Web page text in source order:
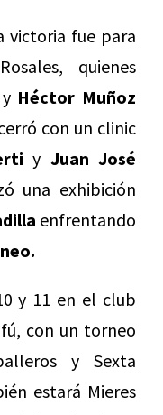
victoria fue para
quienes
y Héctor Muñoz
con un clinic
y Juan José
una exhibición
enfrentando
y 11 en el club
con un torneo
y Sexta
estará Mieres